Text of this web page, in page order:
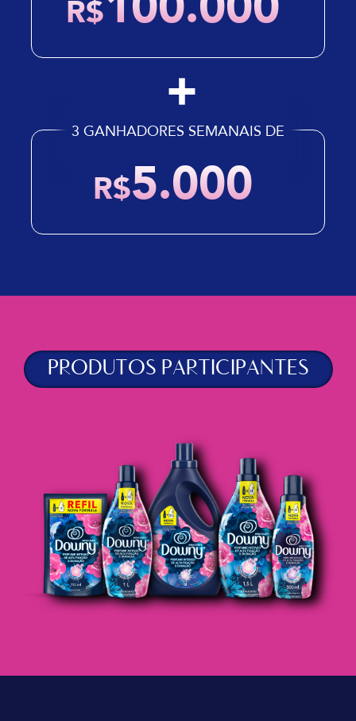
R$
3 GANHADORES SEMANAIS DE
R$5.000
PRODUTOS PARTICIPANTES